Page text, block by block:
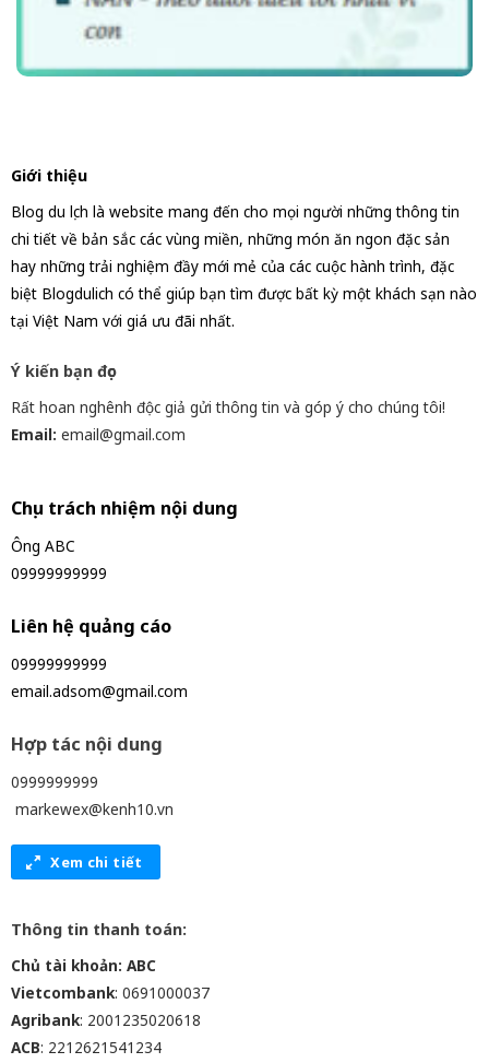
Giới thiệu
Blog du lịch là website mang đến cho mọi người những thông tin
chi tiết về bản sắc các vùng miền, những món ăn ngon đặc sản
hay những trải nghiệm đầy mới mẻ của các cuộc hành trình, đặc
biệt Blogdulich có thể giúp bạn tìm được bất kỳ một khách sạn nào
tại Việt Nam với giá ưu đãi nhất.
Ý kiến bạn đọc
Rất hoan nghênh độc giả gửi thông tin và góp ý cho chúng tôi!
Email: email@gmail.com
Chịu trách nhiệm nội dung
Ông ABC
09999999999
Liên hệ quảng cáo
09999999999
email.adsom@gmail.com
Hợp tác nội dung
0999999999
markewex@kenh10.vn
Xem chi tiết
Thông tin thanh toán:
Chủ tài khoản: ABC
Vietcombank: 0691000037
Agribank: 2001235020618
ACB: 2212621541234